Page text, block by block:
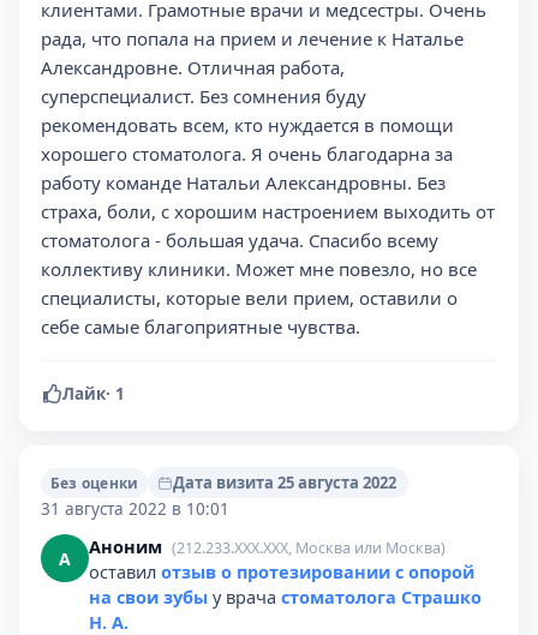
клиентами. Грамотные врачи и медсестры. Очень
рада, что попала на прием и лечение к Наталье
Александровне. Отличная работа,
суперспециалист. Без сомнения буду
рекомендовать всем, кто нуждается в помощи
хорошего стоматолога. Я очень благодарна за
работу команде Натальи Александровны. Без
страха, боли, с хорошим настроением выходить от
стоматолога - большая удача. Спасибо всему
коллективу клиники. Может мне повезло, но все
специалисты, которые вели прием, оставили о
себе самые благоприятные чувства.
Лайк· 1
Без оценки
Дата визита 25 августа 2022
31 августа 2022 в 10:01
А Аноним (212.233.XXX.XXX, Москва или Москва)
оставил отзыв о протезировании с опорой
на свои зубы у врача стоматолога Страшко
Н. А.